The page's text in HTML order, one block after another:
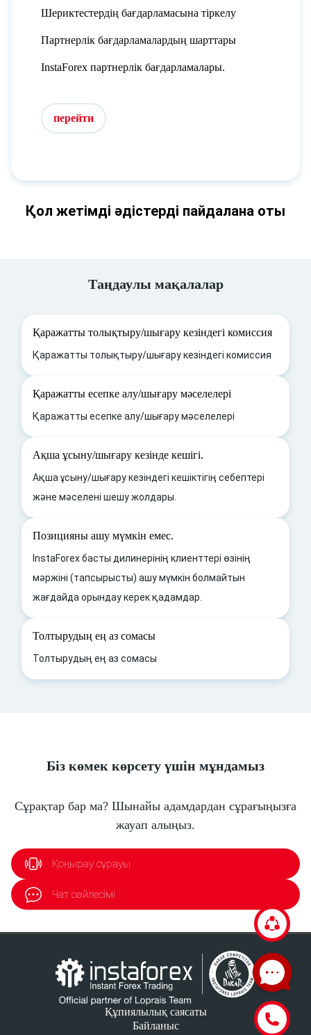
Шериктестердің бағдарламасына тіркелу
Партнерлік бағдарламалардың шарттары
InstaForex партнерлік бағдарламалары.
перейти
Қол жетімді әдістерді пайдалана оты
Таңдаулы мақалалар
Қаражатты толықтыру/шығару кезіндегі комиссия
Қаражатты толықтыру/шығару кезіндегі комиссия
Қаражатты есепке алу/шығару мәселелері
Қаражатты есепке алу/шығару мәселелері
Ақша ұсыну/шығару кезінде кешігі.
Ақша ұсыну/шығару кезіндегі кешіктігің себептері
және мәселені шешу жолдары.
Позицияны ашу мүмкін емес.
InstaForex басты дилинерінің клиенттері өзінің
мәржіні (тапсырысты) ашу мүмкін болмайтын
жағдайда орындау керек қадамдар.
Толтырудың ең аз сомасы
Толтырудың ең аз сомасы
Біз көмек көрсету үшін мұндамыз
Сұрақтар бар ма? Шынайы адамдардан сұрағыңызға
жауап алыңыз.
Қоңырау сұрауы
Чат сөйлесімі
Құпиялылық саясаты
Байланыс